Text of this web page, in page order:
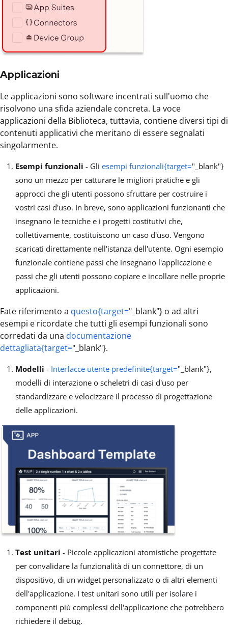
Applicazioni
Le applicazioni sono software incentrati sull'uomo che
risolvono una sfida aziendale concreta. La voce
applicazioni della Biblioteca, tuttavia, contiene diversi tipi di
contenuti applicativi che meritano di essere segnalati
singolarmente.
Esempi funzionali - Gli esempi funzionali{target="_blank"}
sono un mezzo per catturare le migliori pratiche e gli
approcci che gli utenti possono sfruttare per costruire i
vostri casi d'uso. In breve, sono applicazioni funzionanti che
insegnano le tecniche e i progetti costitutivi che,
collettivamente, costituiscono un caso d'uso. Vengono
scaricati direttamente nell'istanza dell'utente. Ogni esempio
funzionale contiene passi che insegnano l'applicazione e
passi che gli utenti possono copiare e incollare nelle proprie
applicazioni.
Fate riferimento a questo{target="_blank"} o ad altri
esempi e ricordate che tutti gli esempi funzionali sono
corredati da una documentazione
dettagliata{target="_blank"}.
Modelli - Interfacce utente predefinite{target="_blank"},
modelli di interazione o scheletri di casi d'uso per
standardizzare e velocizzare il processo di progettazione
delle applicazioni.
Test unitari - Piccole applicazioni atomistiche progettate
per convalidare la funzionalità di un connettore, di un
dispositivo, di un widget personalizzato o di altri elementi
dell'applicazione. I test unitari sono utili per isolare i
componenti più complessi dell'applicazione che potrebbero
richiedere il debug.